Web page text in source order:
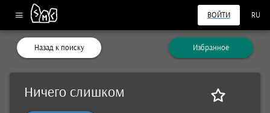
ВОЙТИ RU
Назад к поиску Избранное
Ничего слишком